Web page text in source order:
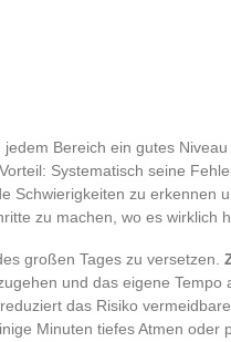
Bereich ein gutes
Systematisch seine
Schwierigkeiten zu erkennen
zu machen, wo es wirklich
großen Tages zu versetzen.
und das eigene Tempo
das Risiko
Minuten tiefes Atmen oder